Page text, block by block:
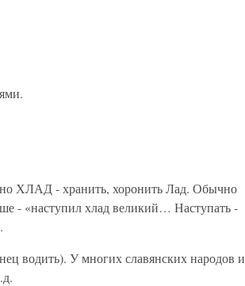
ХЛАД - хранить, хоронить Лад. Обычно
- «наступил хлад великий… Наступать -
водить). У многих славянских народов и